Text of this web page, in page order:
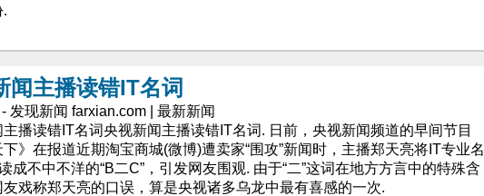
.
闻主播读错IT名词
发现新闻 farxian.com | 最新新闻
播读错IT名词央视新闻主播读错IT名词. 日前，央视新闻频道的早间节目
下》在报道近期淘宝商城(微博)遭卖家“围攻”新闻时，主播郑天亮将IT专业名
成不中不洋的“B二C”，引发网友围观. 由于“二”这词在地方方言中的特殊含
友戏称郑天亮的口误，算是央视诸多乌龙中最有喜感的一次.